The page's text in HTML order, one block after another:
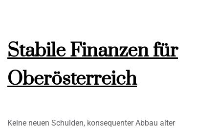
Stabile Finanzen für
Oberösterreich
Keine neuen Schulden, konsequenter Abbau alter